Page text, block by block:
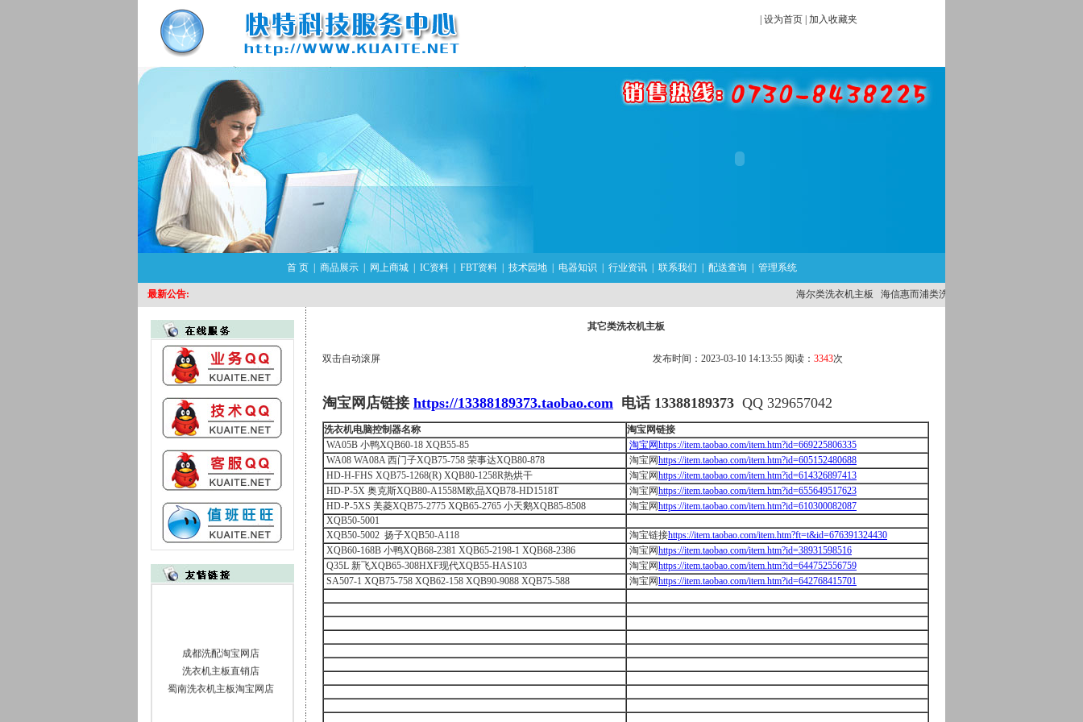
设为首页 加入收藏夹
首 页 商品展示 网上商城 IC资料 FBT资料 技术园地 电器知识 行业资讯 联系我们 配送查询 管理系统
最新公告: 海尔类洗衣机主板 海信惠而浦类洗衣机主板
成都洗配淘宝网店
洗衣机主板直销店
蜀南洗衣机主板淘宝网店
其它类洗衣机主板
双击自动滚屏 发布时间：2023-03-10 14:13:55 阅读： 3343次
淘宝网店链接 https://13388189373.taobao.com 电话13388189373 QQ 329657042
洗衣机电脑控制器名称
淘宝网链接
WA05B 小鸭XQB60-18 XQB55-85
淘宝网https://item.taobao.com/item.htm?id=669225806335
WA08 WA08A 西门子XQB75-758 荣事达XQB80-878
淘宝网https://item.taobao.com/item.htm?id=605152480688
HD-H-FHS XQB75-1268(R) XQB80-1258R热烘干
淘宝网https://item.taobao.com/item.htm?id=614326897413
HD-P-5X 奥克斯XQB80-A1558M欧品XQB78-HD1518T
淘宝网https://item.taobao.com/item.htm?id=655649517623
HD-P-5XS 美菱XQB75-2775 XQB65-2765 小天鹅XQB85-8508
淘宝网https://item.taobao.com/item.htm?id=610300082087
XQB50-5001
XQB50-5002 扬子XQB50-A118
淘宝链接https://item.taobao.com/item.htm?ft=t&id=676391324430
XQB60-168B 小鸭XQB68-2381 XQB65-2198-1 XQB68-2386
淘宝网https://item.taobao.com/item.htm?id=38931598516
Q35L 新飞XQB65-308HXF现代XQB55-HAS103
淘宝网https://item.taobao.com/item.htm?id=644752556759
SA507-1 XQB75-758 XQB62-158 XQB90-9088 XQB75-588
淘宝网https://item.taobao.com/item.htm?id=642768415701